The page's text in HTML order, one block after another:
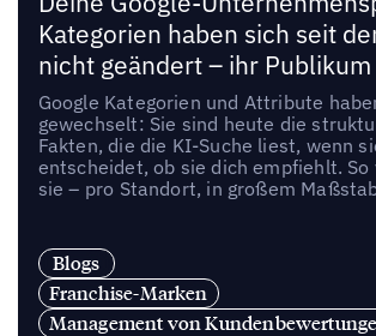
Kategorien haben sich seit
nicht geändert – ihr
Google Kategorien und Attribute
gewechselt: Sie sind heute die
Fakten, die die KI-Suche liest, wenn
entscheidet, ob sie dich empfiehlt.
sie – pro Standort, in großem
Blogs
Franchise-Marken
Management von